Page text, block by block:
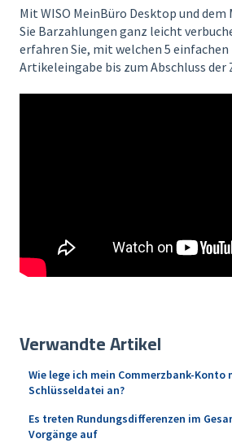
Mit WISO MeinBüro Desktop und dem
Sie Barzahlungen ganz leicht
erfahren Sie, mit welchen 5 einfachen
Artikeleingabe bis zum Abschluss der
Verwandte Artikel
Wie lege ich mein Commerzbank-Konto
Schlüsseldatei an?
Es treten Rundungsdifferenzen im
Vorgänge auf